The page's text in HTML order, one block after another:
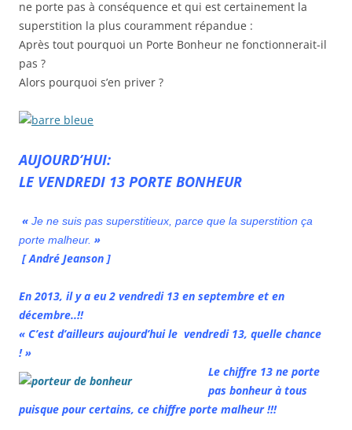
ne porte pas à conséquence et qui est certainement la
superstition la plus couramment répandue :
Après tout pourquoi un Porte Bonheur ne fonctionnerait-il
pas ?
Alors pourquoi s’en priver ?
AUJOURD’HUI:
LE VENDREDI 13 PORTE BONHEUR
« Je ne suis pas superstitieux, parce que la superstition ça
porte malheur. »
[ André Jeanson ]
En 2013, il y a eu 2 vendredi 13 en septembre et en
décembre..!!
« C’est d’ailleurs aujourd’hui le vendredi 13, quelle chance
! »
Le chiffre 13 ne porte
pas bonheur à tous
puisque pour certains, ce chiffre porte malheur !!!